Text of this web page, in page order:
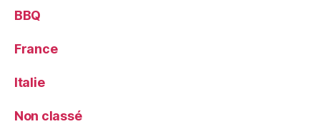
BBQ
France
Italie
Non classé